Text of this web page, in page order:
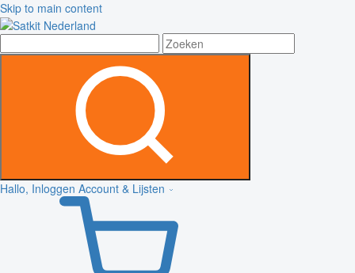
Skip to main content
Hallo, Inloggen Account & Lijsten